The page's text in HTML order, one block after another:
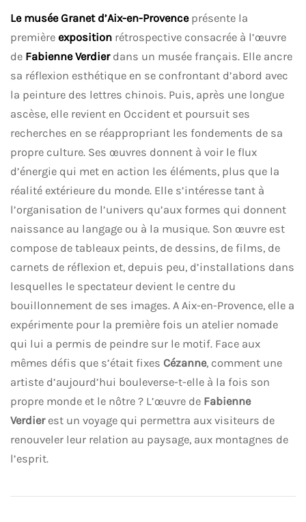
Le musée Granet d’Aix-en-Provence présente la
première exposition rétrospective consacrée à l’œuvre
de Fabienne Verdier dans un musée français. Elle ancre
sa réflexion esthétique en se confrontant d’abord avec
la peinture des lettres chinois. Puis, après une longue
ascèse, elle revient en Occident et poursuit ses
recherches en se réappropriant les fondements de sa
propre culture. Ses œuvres donnent à voir le flux
d’énergie qui met en action les éléments, plus que la
réalité extérieure du monde. Elle s’intéresse tant à
l’organisation de l’univers qu’aux formes qui donnent
naissance au langage ou à la musique. Son œuvre est
compose de tableaux peints, de dessins, de films, de
carnets de réflexion et, depuis peu, d’installations dans
lesquelles le spectateur devient le centre du
bouillonnement de ses images. A Aix-en-Provence, elle a
expérimente pour la première fois un atelier nomade
qui lui a permis de peindre sur le motif. Face aux
mêmes défis que s’était fixes Cézanne, comment une
artiste d’aujourd’hui bouleverse-t-elle à la fois son
propre monde et le nôtre ? L’œuvre de Fabienne
Verdier est un voyage qui permettra aux visiteurs de
renouveler leur relation au paysage, aux montagnes de
l’esprit.